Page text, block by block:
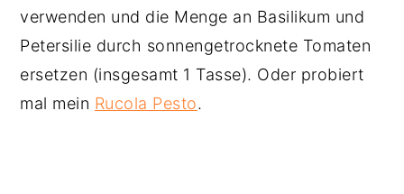
verwenden und die Menge an Basilikum und
Petersilie durch sonnengetrocknete Tomaten
ersetzen (insgesamt 1 Tasse). Oder probiert
mal mein Rucola Pesto.